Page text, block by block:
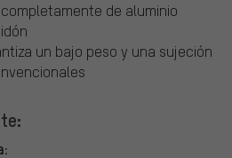
de aluminio
un bajo peso y una sujeción